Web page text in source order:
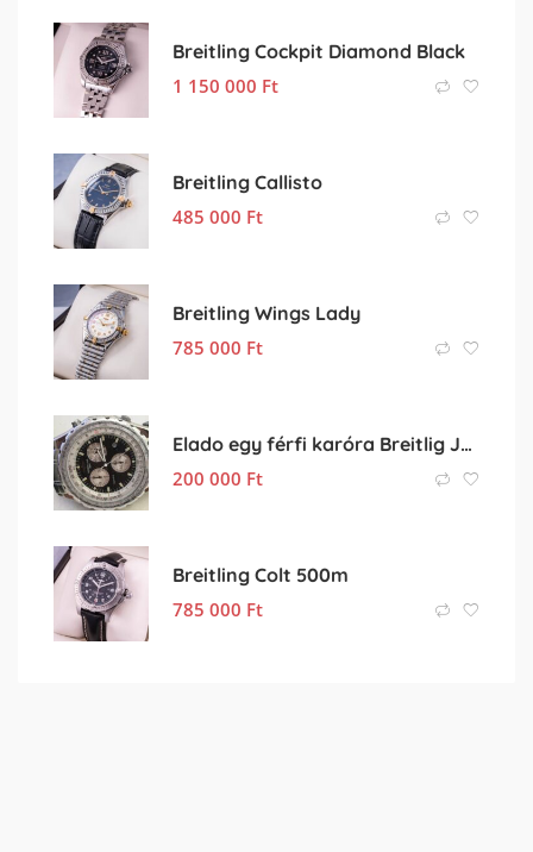
Breitling Cockpit Diamond Black
1 150 000 Ft
Breitling Callisto
485 000 Ft
Breitling Wings Lady
785 000 Ft
Elado egy férfi karóra Breitlig Jupiter Pilot A59028
200 000 Ft
Breitling Colt 500m
785 000 Ft